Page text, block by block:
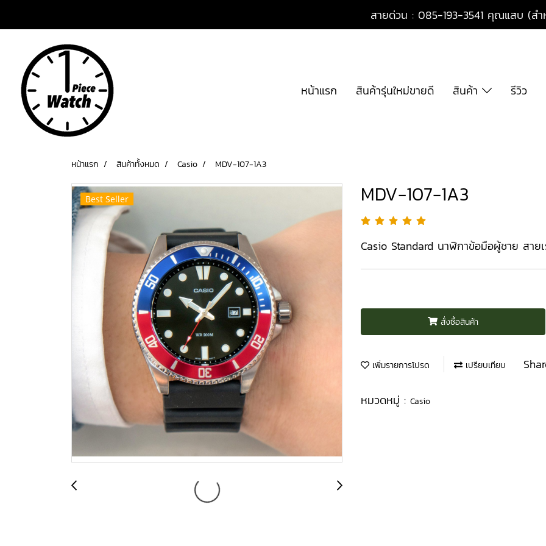
สายด่วน : 085-193-3541 คุณแสบ (ส
หน้าแรก สินค้ารุ่นใหม่ขายดี สินค้า รีวิว
หน้าแรก สินค้าทั้งหมด Casio MDV-107-1A3
Best Seller MDV-107-1A3
Casio Standard นาฬิกาข้อมือผู้ชาย สา
สั่งซื้อสินค้า
เพิ่มรายการโปรด เปรียบเทียบ
หมวดหมู่ : Casio